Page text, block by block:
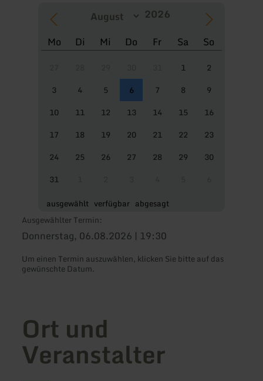
Mo Di Mi Do Fr Sa So
1
2
3
4 5 6 7 8
9
10
11 12 13 14 15
16
17
18 19 20 21 22
23
24
25 26 27 28 29
30
31
ausgewählt verfügbar abgesagt
Ausgewählter Termin:
Donnerstag, 06.08.2026 | 19:30
Um einen Termin auszuwählen, klicken Sie bitte auf das
gewünschte Datum.
Ort und
Veranstalter